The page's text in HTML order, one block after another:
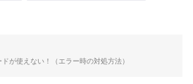
が使えない！（エラー時の対処方法）